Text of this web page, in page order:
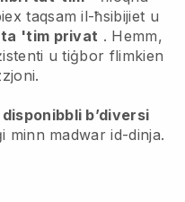
taqsam il-ħsibijiet u
'tim privat . Hemm,
u tiġbor flimkien
b’diversi
minn madwar id-dinja.